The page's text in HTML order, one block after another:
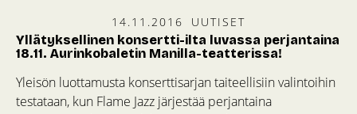
14.11.2016 UUTISET
Yllätyksellinen konsertti-ilta luvassa perjantaina
18.11. Aurinkobaletin Manilla-teatterissa!
Yleisön luottamusta konserttisarjan taiteellisiin valintoihin
testataan, kun Flame Jazz järjestää perjantaina